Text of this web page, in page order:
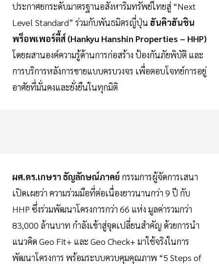
ประกาศยกระดับมาตรฐานอสังหาริมทรัพย์ไทยสู่ “Next
Level Standard” ร่วมกับพันธมิตรญี่ปุ่น ฮันคิวฮันชิน
พร็อพเพอร์ตี้ส์ (Hankyu Hanshin Properties – HHP)
โดยผสานองค์ความรู้ด้านการก่อสร้าง ป้องกันภัยพิบัติ และ
การบริการหลังการขายแบบครบวงจร เพื่อตอบโจทย์การอยู่
อาศัยที่มั่นคงและยั่งยืนในทุกมิติ
ผศ.ดร.เกษรา ธัญลักษณ์ภาคย์ กรรมการผู้จัดการเสนา
เปิดเผยว่า ความร่วมมือที่ต่อเนื่องยาวนานกว่า 9 ปี กับ
HHP ซึ่งร่วมพัฒนาโครงการกว่า 66 แห่ง มูลค่ารวมกว่า
83,000 ล้านบาท กำลังเข้าสู่จุดเปลี่ยนสำคัญ ด้วยการนำ
แนวคิด Geo Fit+ และ Geo Check+ มาใช้จริงในการ
พัฒนาโครงการ พร้อมระบบควบคุมคุณภาพ “5 Steps of